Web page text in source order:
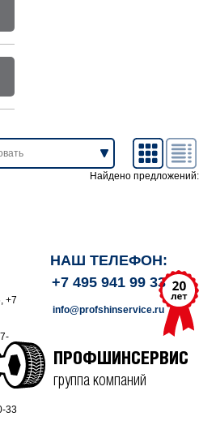
Найдено предложений:
+7
33
НАШ ТЕЛЕФОН:
+7 495 941 99 33
info@profshinservice.ru
ПРОФШИНСЕРВИС
группа компаний